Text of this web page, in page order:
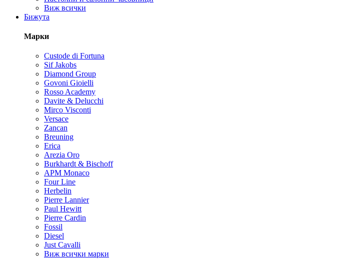
Виж всички
Бижута
Марки
Custode di Fortuna
Sif Jakobs
Diamond Group
Govoni Gioielli
Rosso Academy
Davite & Delucchi
Mirco Visconti
Versace
Zancan
Breuning
Erica
Arezia Oro
Burkhardt & Bischoff
APM Monaco
Four Line
Herbelin
Pierre Lannier
Paul Hewitt
Pierre Cardin
Fossil
Diesel
Just Cavalli
Виж всички марки